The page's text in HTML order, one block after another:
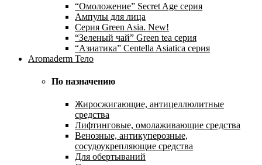
“Омоложение” Secret Age серия
Ампулы для лица
Серия Green Asia. New!
“Зеленый чай” Green tea серия
“Азиатика” Centella Asiatica серия
Aromaderm Тело
По назначению
Жиросжигающие, антицеллюлитные
средства
Лифтинговые, омолаживающие средства
Венозные, антикуперозные,
сосудоукрепляющие средства
Для обертываний